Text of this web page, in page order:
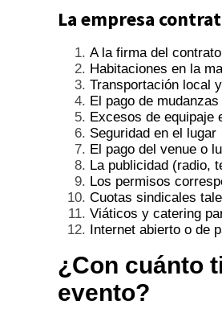
La empresa
A la firma del
Habitaciones en la
Transportación local
El pago de
Excesos de equipaje
Seguridad en el
El pago del venue o
La publicidad (radio,
Los permisos
Cuotas sindicales
Viáticos y catering
Internet abierto o de
¿Con cuánto
evento?